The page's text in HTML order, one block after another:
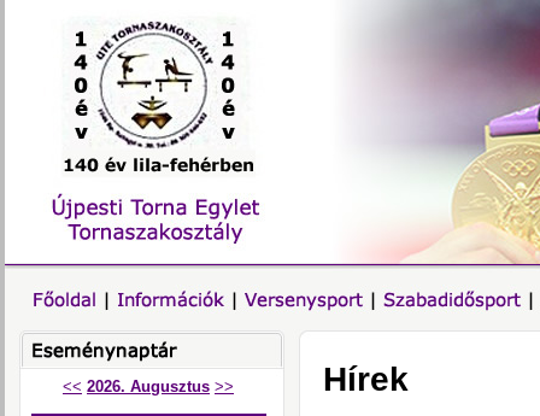
<< 2026. Augusztus >> Hírek